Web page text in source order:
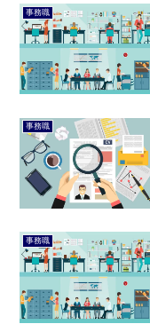
事務職
事務職
事務職